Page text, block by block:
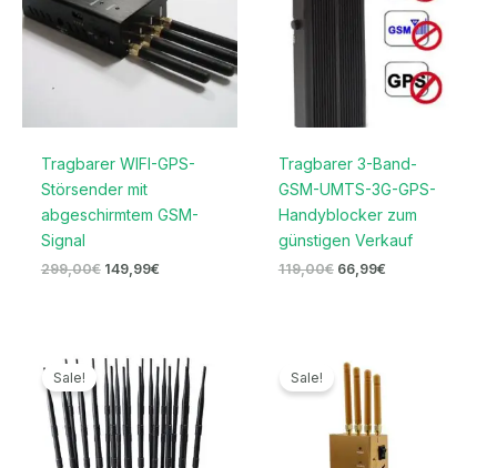
Tragbarer WIFI-GPS-
Störsender mit
abgeschirmtem GSM-
Signal
299,00€ 149,99€
Tragbarer 3-Band-
GSM-UMTS-3G-GPS-
Handyblocker zum
günstigen Verkauf
119,00€ 66,99€
Sale!
Preis
war:
1.599,00€
Preis
ist:
739,99€.
Sale!
Preis
war:
229,00€